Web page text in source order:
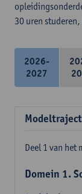
30 uren
2026-
2027
Deel 1 van het
Domein 1.